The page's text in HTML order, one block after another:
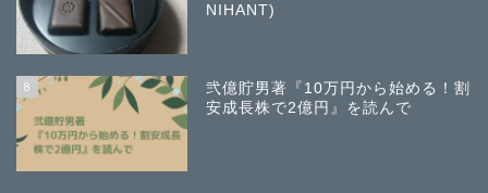
NIHANT)
8
弐億貯男著『10万円から始める！割
安成長株で2億円』を読んで